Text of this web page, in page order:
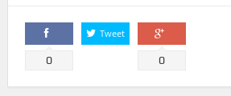
Comparte
0
Tweet
Comparte
0